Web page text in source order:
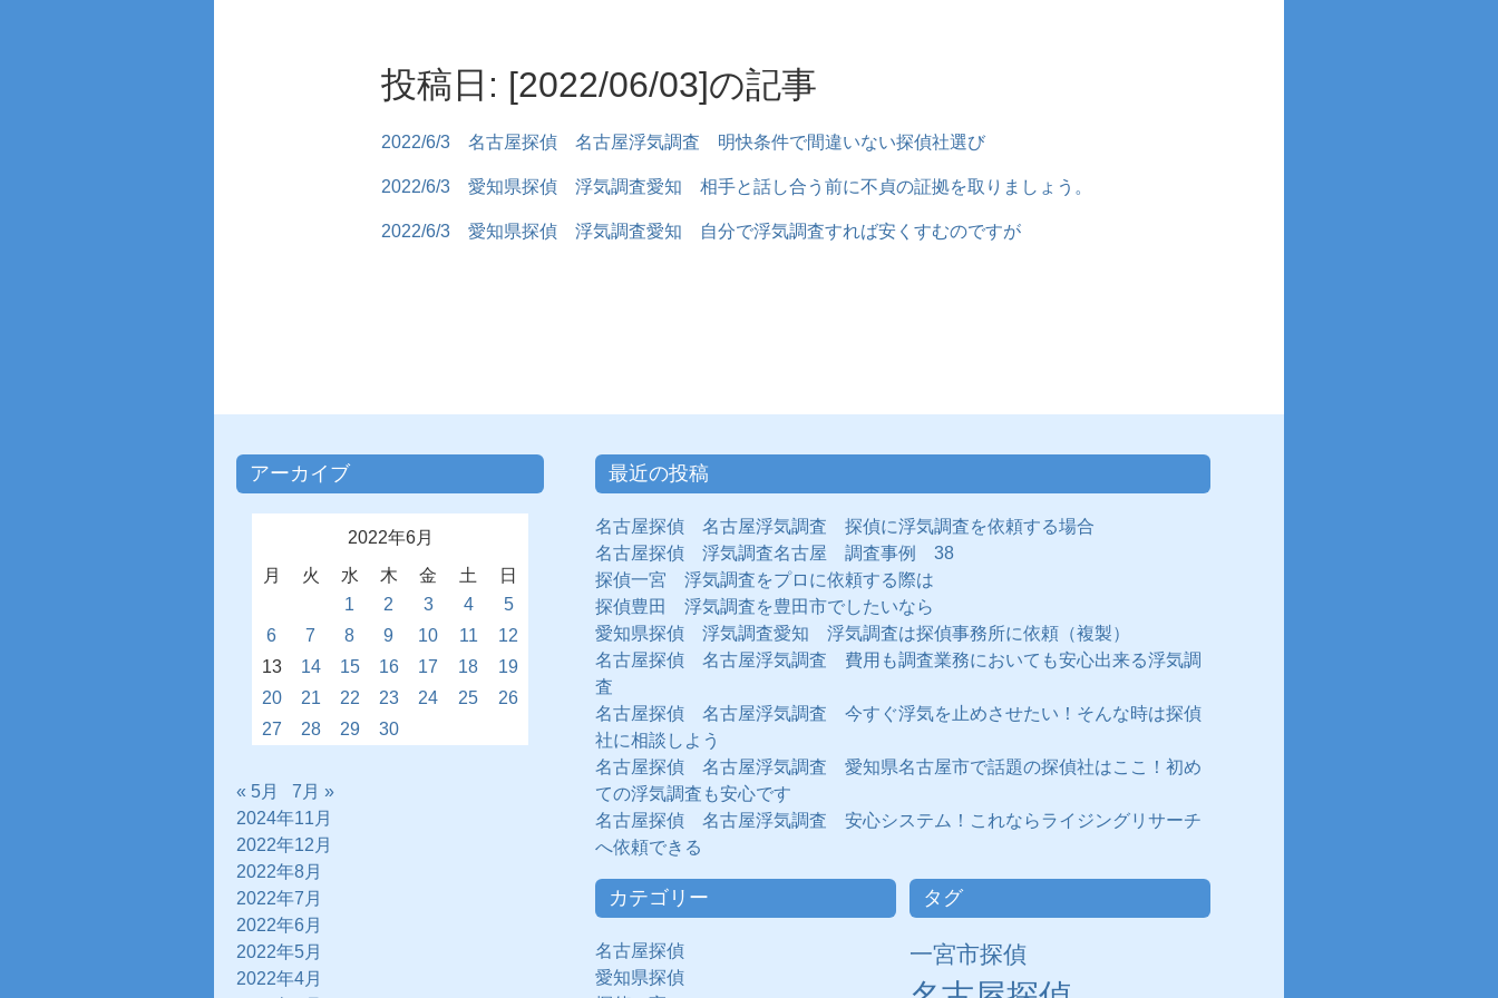
投稿日: [2022/06/03]の記事
2022/6/3 名古屋探偵 名古屋浮気調査 明快条件で間違いない探偵社選び
2022/6/3 愛知県探偵 浮気調査愛知 相手と話し合う前に不貞の証拠を取りましょう。
2022/6/3 愛知県探偵 浮気調査愛知 自分で浮気調査すれば安くすむのですが
アーカイブ
2022年6月
月
火 水 木 金 土
日
1
2 3 4
5
6
7 8 9 10 11
12
13
14 15 16 17 18
19
20
21 22 23 24 25
26
27
28 29 30
« 5月
7月 »
2024年11月
2022年12月
2022年8月
2022年7月
2022年6月
2022年5月
2022年4月
最近の投稿
名古屋探偵 名古屋浮気調査 探偵に浮気調査を依頼する場合
名古屋探偵 浮気調査名古屋 調査事例 38
探偵一宮 浮気調査をプロに依頼する際は
探偵豊田 浮気調査を豊田市でしたいなら
愛知県探偵 浮気調査愛知 浮気調査は探偵事務所に依頼（複製）
名古屋探偵 名古屋浮気調査 費用も調査業務においても安心出来る浮気調
査
名古屋探偵 名古屋浮気調査 今すぐ浮気を止めさせたい！そんな時は探偵
社に相談しよう
名古屋探偵 名古屋浮気調査 愛知県名古屋市で話題の探偵社はここ！初め
ての浮気調査も安心です
名古屋探偵 名古屋浮気調査 安心システム！これならライジングリサーチ
へ依頼できる
カテゴリー
名古屋探偵
愛知県探偵
タグ
一宮市探偵